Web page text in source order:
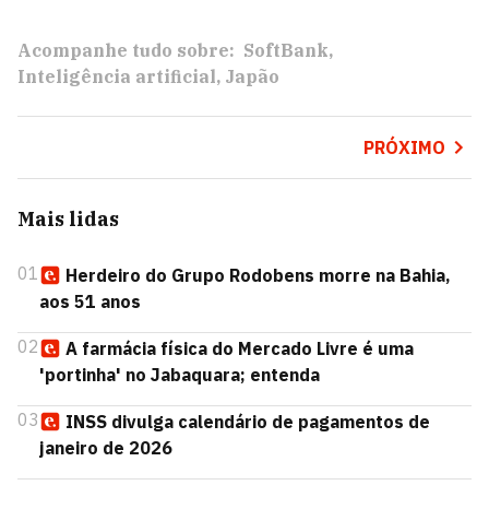
Acompanhe tudo sobre: SoftBank
Inteligência artificial Japão
PRÓXIMO
Mais lidas
01
Herdeiro do Grupo Rodobens morre na Bahia,
aos 51 anos
02
A farmácia física do Mercado Livre é uma
'portinha' no Jabaquara; entenda
03
INSS divulga calendário de pagamentos de
janeiro de 2026